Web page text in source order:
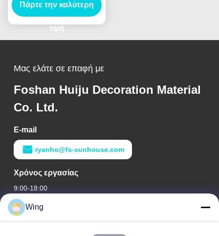
χωρισμάτων Furring
Πάρτε την καλύτερη
τιμή
Μας ελάτε σε επαφή με
Foshan Huiju Decoration Material
Co. Ltd.
E-mail
ryanho@fs-sunhouse.com
Χρόνος εργασίας
9:00-18:00
Η διεύθυνσή μας
Wing